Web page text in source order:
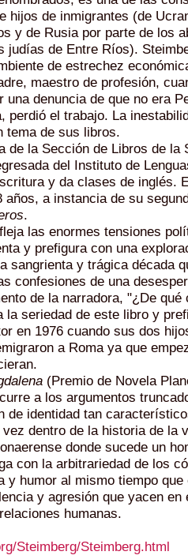
hijos de inmigrantes (de
y de Rusia por parte de los
judías de Entre Ríos).
de estrechez
maestro de profesión,
una denuncia de que no era
perdió el trabajo. La
tema de sus libros.
de la Sección de Libros de la
del Instituto de
y da clases de inglés.
años, a instancia de su
.
las enormes tensiones
y prefigura con una
sangrienta y trágica década
confesiones de una
de la narradora, "¿De qué
la seriedad de este libro y
en 1976 cuando sus dos
a Roma ya que
(Premio de Novela
a los argumentos
de identidad tan
dentro de la historia de la
donde sucede un
con la arbitrariedad de los
y humor al mismo tiempo que
y agresión que yacen en
humanas.
Steimberg/Steimberg.html